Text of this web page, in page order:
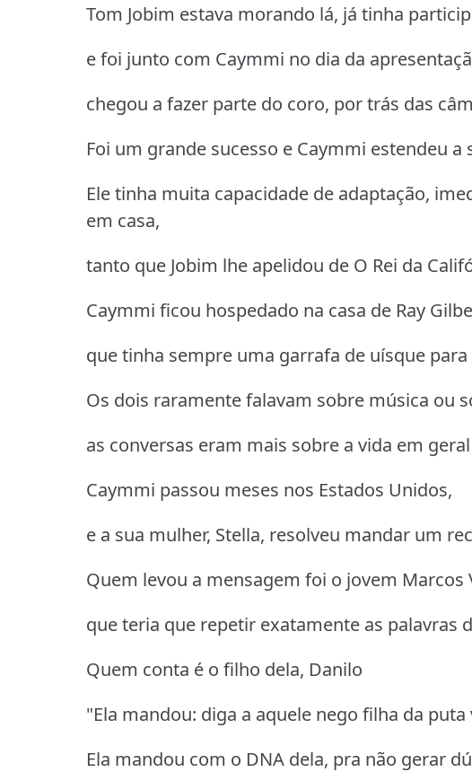
Tom Jobim estava morando lá, já tinha
e foi junto com Caymmi no dia da
chegou a fazer parte do coro, por trás das
Foi um grande sucesso e Caymmi estendeu
Ele tinha muita capacidade de adaptação,
em casa,
tanto que Jobim lhe apelidou de O Rei da
Caymmi ficou hospedado na casa de Ray
que tinha sempre uma garrafa de uísque
Os dois raramente falavam sobre música ou
as conversas eram mais sobre a vida em
Caymmi passou meses nos Estados Unidos,
e a sua mulher, Stella, resolveu mandar um
Quem levou a mensagem foi o jovem
que teria que repetir exatamente as palavras
Quem conta é o filho dela, Danilo
"Ela mandou: diga a aquele nego filha da
Ela mandou com o DNA dela, pra não gerar